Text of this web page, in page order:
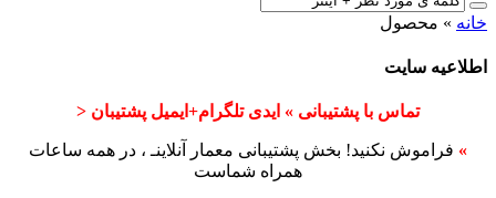
خانه » محصول
اطلاعیه سایت
تماس با پشتیبانی » ایدی تلگرام+ایمیل پشتیبان <
» فراموش نکنید! بخش پشتیبانی معمار آنلاینـ ، در همه ساعات
همراه شماست